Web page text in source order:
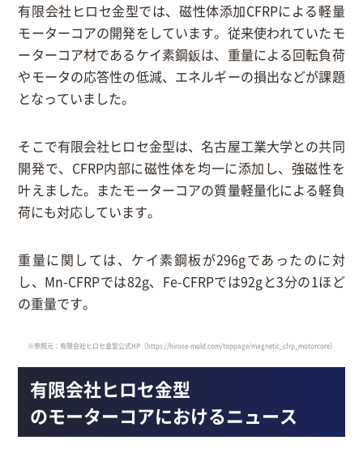
有限会社ヒロセ金型では、磁性体添加CFRPによる軽量
モーターコアの開発をしています。従来使われていたモ
ーターコア材であるケイ素鋼鈑は、重量による回転負荷
やモータの応答性の低減、エネルギーの損出などが課題
となっていました。
そこで有限会社ヒロセ金型は、名古屋工業大学との共同
開発で、CFRP内部に磁性体を均一に添加し、強磁性を
叶えました。またモーターコアの質量軽量化による軽負
荷にも対応しています。
重量に関しては、ケイ素鋼板が296gであったのに対
し、Mn-CFRPでは82g、Fe-CFRPでは92gと3分の1ほど
の重量です。
※参照元：有限会社ヒロセ金型公式HP（https://hirose-mold.com/toppage/magnetic_cfrp_motorcore）
有限会社ヒロセ金型
のモーターコアにおけるニュース